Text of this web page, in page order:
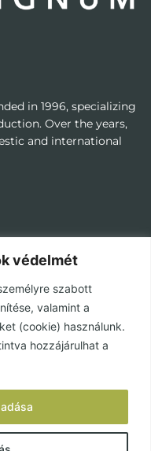
védelmét
szabott
valamint a
(cookie) használunk.
hozzájárulhat a
in 1996, specializing
Over the years,
and international